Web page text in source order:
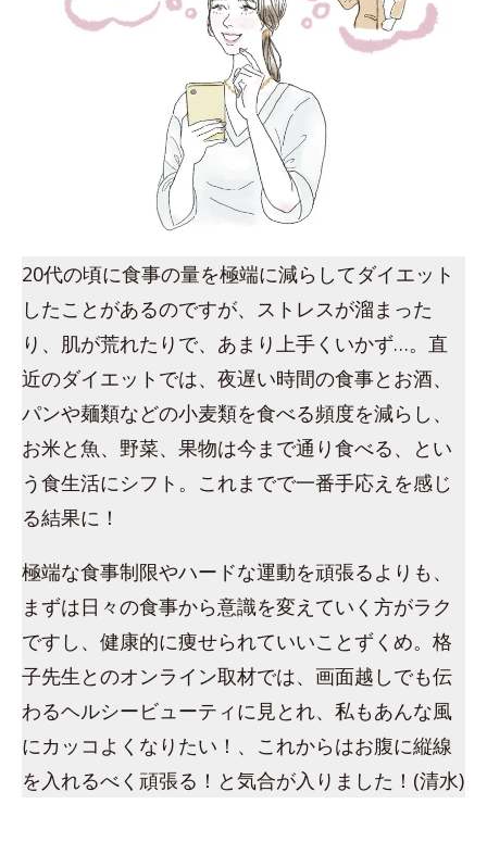
20代の頃に食事の量を極端に減らしてダイエット
したことがあるのですが、ストレスが溜まった
り、肌が荒れたりで、あまり上手くいかず…。直
近のダイエットでは、夜遅い時間の食事とお酒、
パンや麺類などの小麦類を食べる頻度を減らし、
お米と魚、野菜、果物は今まで通り食べる、とい
う食生活にシフト。これまでで一番手応えを感じ
る結果に！
極端な食事制限やハードな運動を頑張るよりも、
まずは日々の食事から意識を変えていく方がラク
ですし、健康的に痩せられていいことずくめ。格
子先生とのオンライン取材では、画面越しでも伝
わるヘルシービューティに見とれ、私もあんな風
にカッコよくなりたい！、これからはお腹に縦線
を入れるべく頑張る！と気合が入りました！(清水)